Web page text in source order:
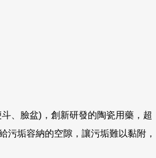
、臉盆)，創新研發的陶瓷用藥，超
污垢容納的空隙，讓污垢難以黏附，